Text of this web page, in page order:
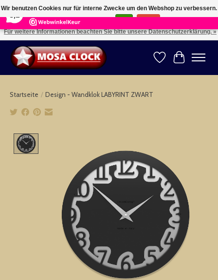
164 Reviews ×
Kies uw taal: NL -- Wählen Sie ihre Sprache: DE -- Choose your language: EN ⇓ ⇒
Wunschzettel
Ihr
Startseite / Design - Wandklok LABYRINT ZWART
Wir benutzen Cookies nur für interne Zwecke um den Webshop zu verbessern.
Ist das in Ordnung?
Für weitere Informationen beachten Sie bitte unsere Datenschutzerklärung. »